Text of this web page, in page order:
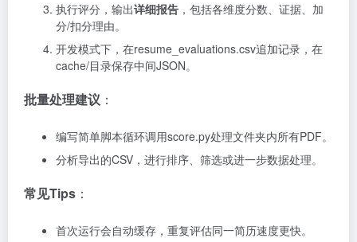
执行评分，输出详细报告 ，包括各维度分数、证据、加
分/扣分理由。
开发模式下，在resume_evaluations.csv追加记录，在
cache/目录保存中间JSON。
批量处理建议 ：
编写简单脚本循环调用score.py处理文件夹内所有PDF。
分析导出的CSV，进行排序、筛选或进一步数据处理。
常见Tips ：
首次运行会自动缓存，重复评估同一简历速度更快。